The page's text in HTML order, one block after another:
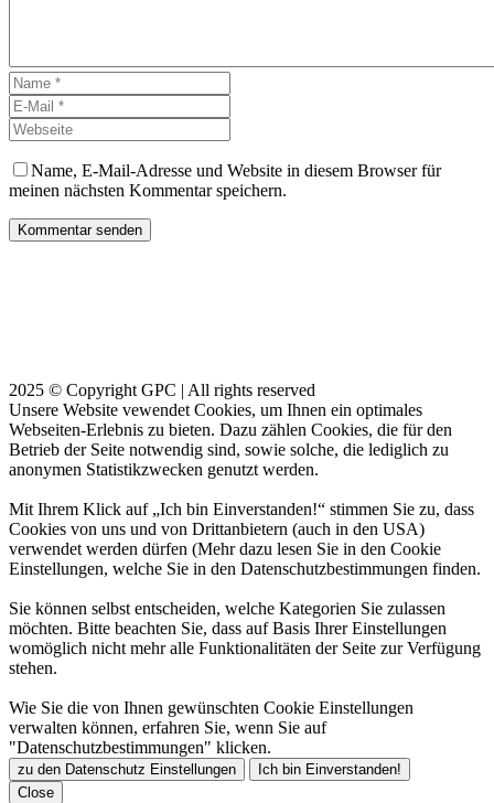
Name, E-Mail-Adresse und Website in diesem Browser für
meinen nächsten Kommentar speichern.
Kommentar senden
2025 © Copyright GPC | All rights reserved
Unsere Website vewendet Cookies, um Ihnen ein optimales
Webseiten-Erlebnis zu bieten. Dazu zählen Cookies, die für den
Betrieb der Seite notwendig sind, sowie solche, die lediglich zu
anonymen Statistikzwecken genutzt werden.
Mit Ihrem Klick auf „Ich bin Einverstanden!“ stimmen Sie zu, dass
Cookies von uns und von Drittanbietern (auch in den USA)
verwendet werden dürfen (Mehr dazu lesen Sie in den Cookie
Einstellungen, welche Sie in den Datenschutzbestimmungen finden.
Sie können selbst entscheiden, welche Kategorien Sie zulassen
möchten. Bitte beachten Sie, dass auf Basis Ihrer Einstellungen
womöglich nicht mehr alle Funktionalitäten der Seite zur Verfügung
stehen.
Wie Sie die von Ihnen gewünschten Cookie Einstellungen
verwalten können, erfahren Sie, wenn Sie auf
"Datenschutzbestimmungen" klicken.
zu den Datenschutz Einstellungen
Ich bin Einverstanden!
Close